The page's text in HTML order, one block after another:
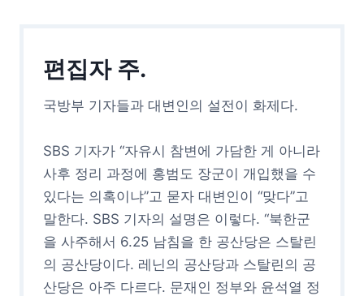
편집자 주.
국방부 기자들과 대변인의 설전이 화제다.
SBS 기자가 “자유시 참변에 가담한 게 아니라
사후 정리 과정에 홍범도 장군이 개입했을 수
있다는 의혹이냐”고 묻자 대변인이 “맞다”고
말한다. SBS 기자의 설명은 이렇다. “북한군
을 사주해서 6.25 남침을 한 공산당은 스탈린
의 공산당이다. 레닌의 공산당과 스탈린의 공
산당은 아주 다르다. 문재인 정부와 윤석열 정